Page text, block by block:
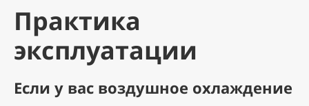
Практика
эксплуатации
Если у вас воздушное охлаждение